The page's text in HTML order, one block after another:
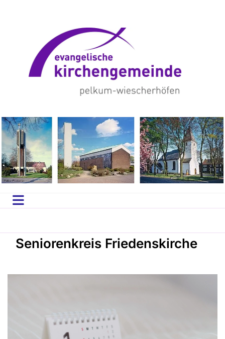
Seniorenkreis Friedenskirche